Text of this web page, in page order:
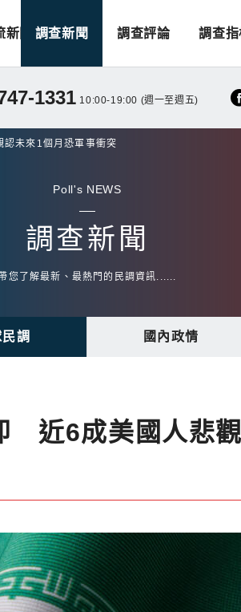
聞 調查新聞 調查評論 調查指
1331 10:00-19:00 (週一至週五)
未來1個月恐軍事衝突
Poll's NEWS
調查新聞
您了解最新、最熱門的民調資訊......
調 國內政情
近6成美國人悲